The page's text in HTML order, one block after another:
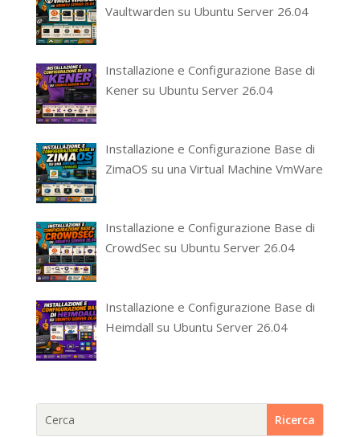
Vaultwarden su Ubuntu Server 26.04
Installazione e Configurazione Base di
Kener su Ubuntu Server 26.04
Installazione e Configurazione Base di
ZimaOS su una Virtual Machine VmWare
Installazione e Configurazione Base di
CrowdSec su Ubuntu Server 26.04
Installazione e Configurazione Base di
Heimdall su Ubuntu Server 26.04